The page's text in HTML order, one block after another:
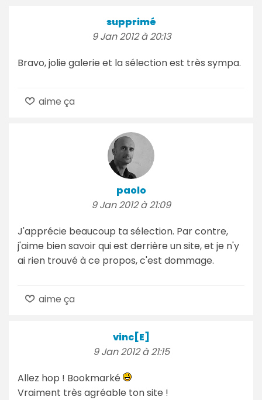
supprimé
9 Jan 2012 à 20:13
Bravo, jolie galerie et la sélection est très sympa.
aime ça
paolo
9 Jan 2012 à 21:09
J'apprécie beaucoup ta sélection. Par contre,
j'aime bien savoir qui est derrière un site, et je n'y
ai rien trouvé à ce propos, c'est dommage.
aime ça
vinc[E]
9 Jan 2012 à 21:15
Allez hop ! Bookmarké
Vraiment très agréable ton site !